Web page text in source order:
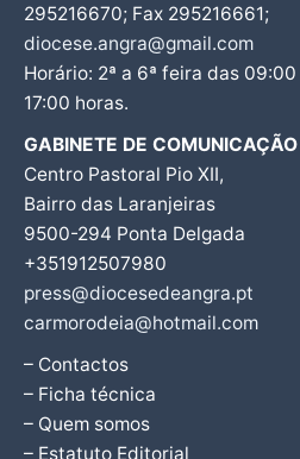
295216670; Fax 295216661;
diocese.angra@gmail.com
Horário: 2ª a 6ª feira das
17:00 horas.
GABINETE DE COMUNICAÇÃO
Centro Pastoral Pio XII,
Bairro das Laranjeiras
9500-294 Ponta Delgada
+351912507980
press@diocesedeangra.pt
carmorodeia@hotmail.com
– Contactos
– Ficha técnica
– Quem somos
– Estatuto Editorial